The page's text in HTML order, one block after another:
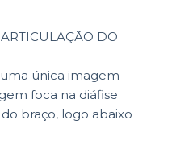
DO
única imagem
foca na diáfise
braço, logo abaixo